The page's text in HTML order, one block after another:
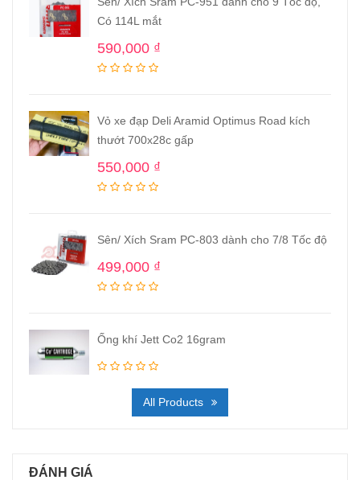
Có 114L mắt
590,000 ₫
Vỏ xe đạp Deli Aramid Optimus Road kích
thướt 700x28c gấp
550,000 ₫
Sên/ Xích Sram PC-803 dành cho 7/8 Tốc độ
499,000 ₫
Ống khí Jett Co2 16gram
All Products
ĐÁNH GIÁ